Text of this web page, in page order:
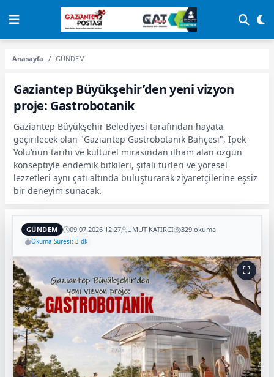
Anasayfa GÜNDEM
Gaziantep Büyükşehir’den yeni vizyon
proje: Gastrobotanik
Gaziantep Büyükşehir Belediyesi tarafından hayata
geçirilecek olan "Gaziantep Gastrobotanik Bahçesi", İpek
Yolu’nun tarihi ve kültürel mirasından ilham alan özgün
konseptiyle endemik bitkileri, şifalı türleri ve yöresel
lezzetleri aynı çatı altında buluşturarak ziyaretçilerine eşsiz
bir deneyim sunacak.
GÜNDEM 09.07.2026 12:27 UMUT KATIRCI 329 okuma
Okuma Süresi: 3 dk